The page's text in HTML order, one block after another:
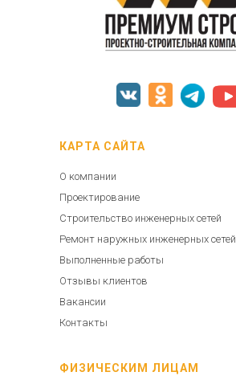
КАРТА САЙТА
ФИЗИЧЕСКИМ ЛИЦАМ
О компании
Проектирование
Строительство инженерных сетей
Ремонт наружных инженерных сетей
Выполненные работы
Отзывы клиентов
Вакансии
Контакты